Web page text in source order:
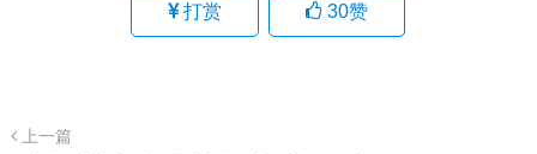
打赏 30赞
上一篇